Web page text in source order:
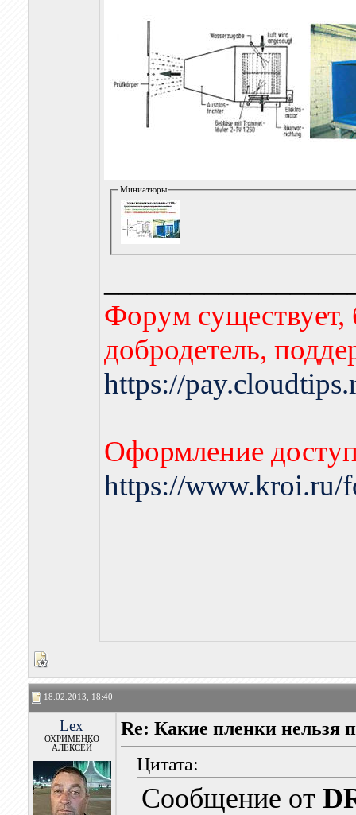
Миниатюры
Форум существует,
добродетель,
https://
Оформление
https://www.kroi.ru/
18.02.2013, 18:40
Lex
ОХРИМЕНКО
АЛЕКСЕЙ
Re: Какие пленки нельзя
Цитата:
Сообщение от